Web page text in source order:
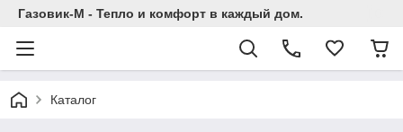
Газовик-М - Тепло и комфорт в каждый дом.
Каталог